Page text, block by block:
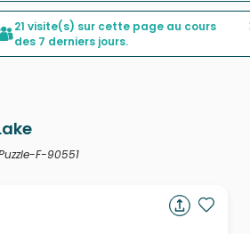
F-90551
21 visite(s) sur cette page au cours
des 7 derniers jours.